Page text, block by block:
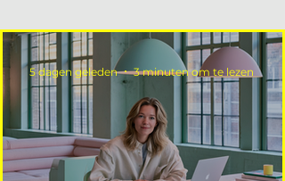
5 dagen geleden 3 minuten om te lezen